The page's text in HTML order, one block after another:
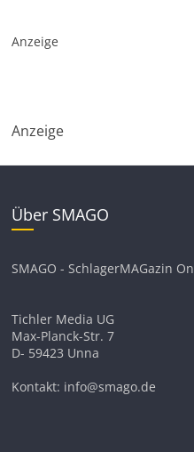
Anzeige
Anzeige
Über SMAGO
SMAGO - SchlagerMAGazin
Tichler Media UG
Max-Planck-Str. 7
D- 59423 Unna
Kontakt: info@smago.de